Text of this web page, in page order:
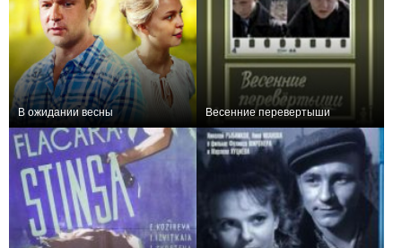
В ожидании весны Весенние перевертыши